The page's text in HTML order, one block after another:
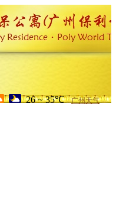
26 ~ 35℃ 广州天气